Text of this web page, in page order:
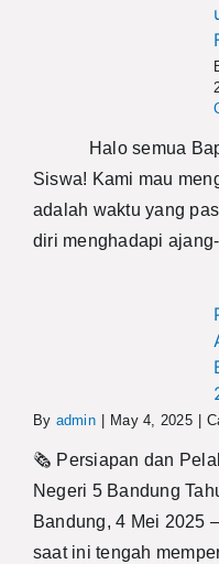
Halo semua
Siswa! Kami mau
adalah waktu yang
diri menghadapi
By admin May 4, 2025
🗞️ Persiapan dan
Negeri 5 Bandung
Bandung, 4 Mei 2025
saat ini tengah